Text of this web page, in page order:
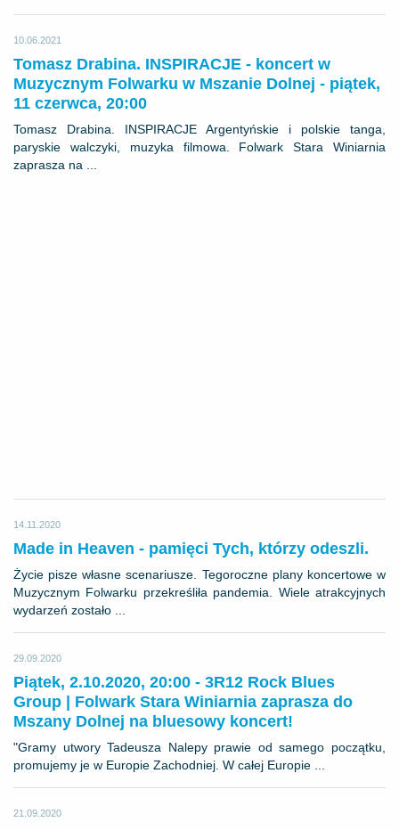
10.06.2021
Tomasz Drabina. INSPIRACJE - koncert w
Muzycznym Folwarku w Mszanie Dolnej - piątek,
11 czerwca, 20:00
Tomasz Drabina. INSPIRACJE Argentyńskie i polskie tanga,
paryskie walczyki, muzyka filmowa. Folwark Stara Winiarnia
zaprasza na ...
14.11.2020
Made in Heaven - pamięci Tych, którzy odeszli.
Życie pisze własne scenariusze. Tegoroczne plany koncertowe w
Muzycznym Folwarku przekreśliła pandemia. Wiele atrakcyjnych
wydarzeń zostało ...
29.09.2020
Piątek, 2.10.2020, 20:00 - 3R12 Rock Blues
Group | Folwark Stara Winiarnia zaprasza do
Mszany Dolnej na bluesowy koncert!
"Gramy utwory Tadeusza Nalepy prawie od samego początku,
promujemy je w Europie Zachodniej. W całej Europie ...
21.09.2020